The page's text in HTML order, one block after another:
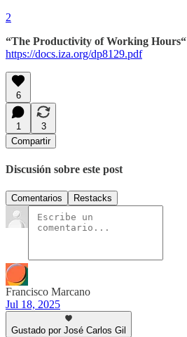
2
“The Productivity of Working Hours“
https://docs.iza.org/dp8129.pdf
6
1
3
Compartir
Discusión sobre este post
Comentarios Restacks
Francisco Marcano
Jul 18, 2025
Gustado por José Carlos Gil